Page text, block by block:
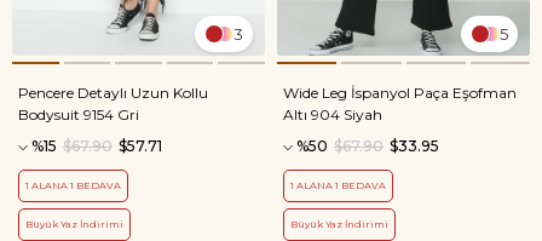
3
Pencere Detaylı Uzun Kollu
Bodysuit 9154 Gri
%15
$57.71
$67.90
1 ALANA 1 BEDAVA
Büyük Yaz İndirimi
5
Wide Leg İspanyol Paça Eşofman
Altı 904 Siyah
%50
$33.95
$67.90
1 ALANA 1 BEDAVA
Büyük Yaz İndirimi